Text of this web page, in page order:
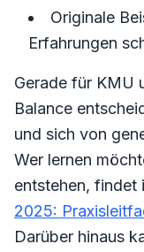
Originale
Erfahrungen
Gerade für KMU
Balance
und sich von
Wer lernen
entstehen, findet
2025:
Darüber hinaus